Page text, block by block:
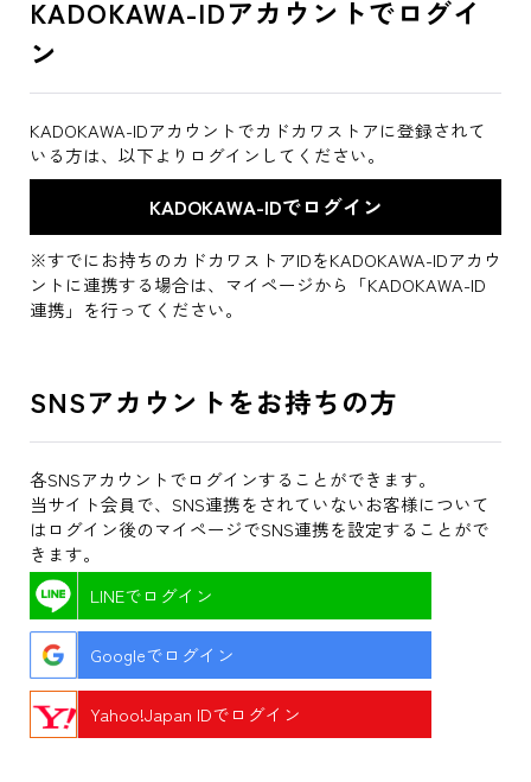
KADOKAWA-IDアカウントでログイ
ン
KADOKAWA-IDアカウントでカドカワストアに登録されて
いる方は、以下よりログインしてください。
※すでにお持ちのカドカワストアIDをKADOKAWA-IDアカウ
ントに連携する場合は、マイページから「KADOKAWA-ID
連携」を行ってください。
SNSアカウントをお持ちの方
各SNSアカウントでログインすることができます。
当サイト会員で、SNS連携をされていないお客様について
はログイン後のマイページでSNS連携を設定することがで
きます。
LINEでログイン
Googleでログイン
Yahoo!Japan IDでログイン